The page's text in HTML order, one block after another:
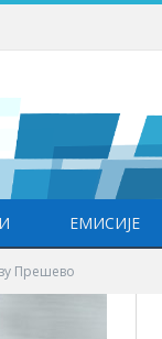
ЕМИСИЈЕ
Прешево